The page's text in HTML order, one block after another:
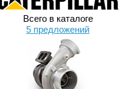
Всего в каталоге
5 предложений